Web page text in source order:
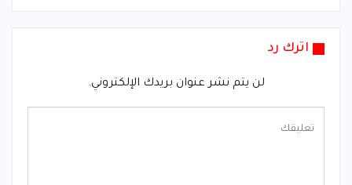
اترك رد
لن يتم نشر عنوان بريدك الإلكتروني.